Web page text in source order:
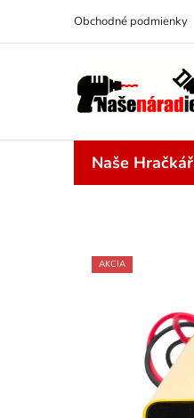
obsah
Obchodné podmienky
Naše
AKCIA